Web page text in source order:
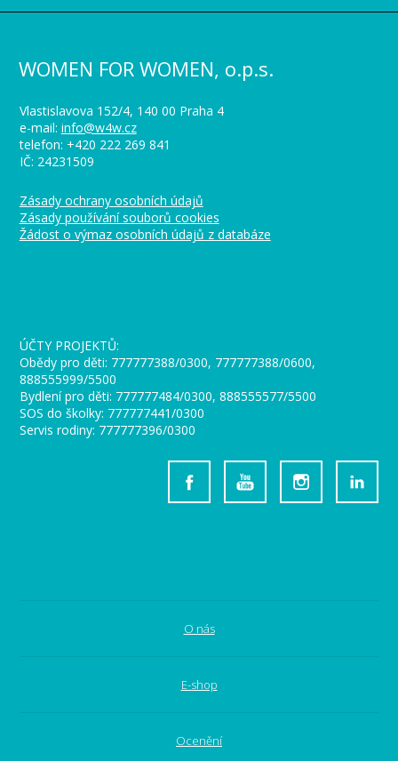
WOMEN FOR WOMEN, o.p.s.
Vlastislavova 152/4, 140 00 Praha 4
e-mail: info@w4w.cz
telefon: +420 222 269 841
IČ: 24231509
Zásady ochrany osobních údajů
Zásady používání souborů cookies
Žádost o výmaz osobních údajů z databáze
ÚČTY PROJEKTŮ:
Obědy pro děti: 777777388/0300, 777777388/0600,
888555999/5500
Bydlení pro děti: 777777484/0300, 888555577/5500
SOS do školky: 777777441/0300
Servis rodiny: 777777396/0300
O nás
E-shop
Ocenění